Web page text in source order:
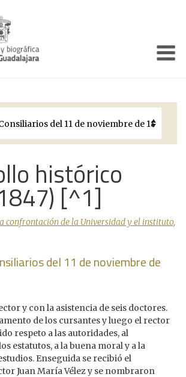
Períodos Históricos
Galería
Documentos institucionales
histórico
[^1]
confrontación de la Universidad y el instituto,
del 11 de noviembre de
y con la asistencia de seis doctores.
de los cursantes y luego el rector
respeto a las autoridades, al
estatutos, a la buena moral y a la
Enseguida se recibió el
Juan María Vélez y se nombraron